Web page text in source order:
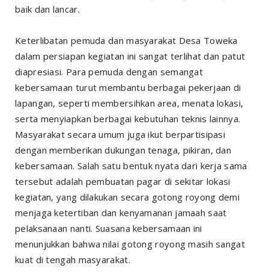
baik dan lancar.
Keterlibatan pemuda dan masyarakat Desa Toweka
dalam persiapan kegiatan ini sangat terlihat dan patut
diapresiasi. Para pemuda dengan semangat
kebersamaan turut membantu berbagai pekerjaan di
lapangan, seperti membersihkan area, menata lokasi,
serta menyiapkan berbagai kebutuhan teknis lainnya.
Masyarakat secara umum juga ikut berpartisipasi
dengan memberikan dukungan tenaga, pikiran, dan
kebersamaan. Salah satu bentuk nyata dari kerja sama
tersebut adalah pembuatan pagar di sekitar lokasi
kegiatan, yang dilakukan secara gotong royong demi
menjaga ketertiban dan kenyamanan jamaah saat
pelaksanaan nanti. Suasana kebersamaan ini
menunjukkan bahwa nilai gotong royong masih sangat
kuat di tengah masyarakat.